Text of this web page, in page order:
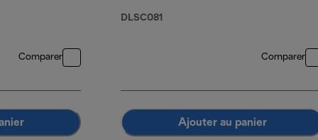
Comparer
DLSC081
Comparer
Ajouter au panier